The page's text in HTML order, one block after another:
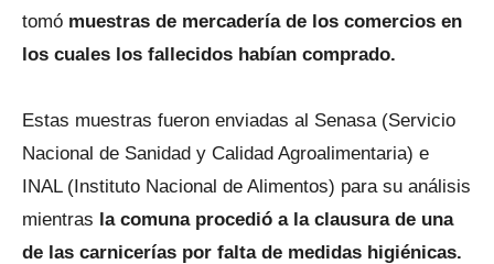
tomó muestras de mercadería de los comercios en
los cuales los fallecidos habían comprado.
Estas muestras fueron enviadas al Senasa (Servicio
Nacional de Sanidad y Calidad Agroalimentaria) e
INAL (Instituto Nacional de Alimentos) para su análisis
mientras la comuna procedió a la clausura de una
de las carnicerías por falta de medidas higiénicas.